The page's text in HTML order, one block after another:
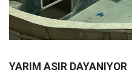
YARIM ASIR DAYANIYOR